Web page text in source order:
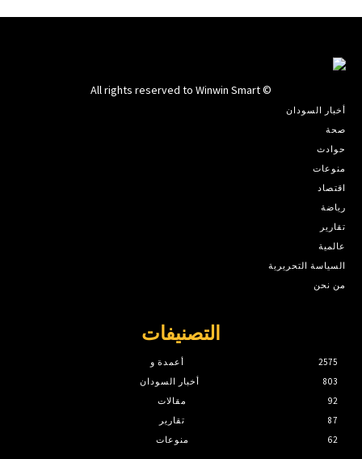
© All rights reserved to Winwin Smart
أخبار السودان
صحة
حوادث
منوعات
اقتصاد
رياضة
تقارير
عالمية
السياسة التحريرية
من نحن
التصنيفات
أعمدة و
2575
أخبار السودان
803
مقالات
92
تقارير
87
منوعات
62